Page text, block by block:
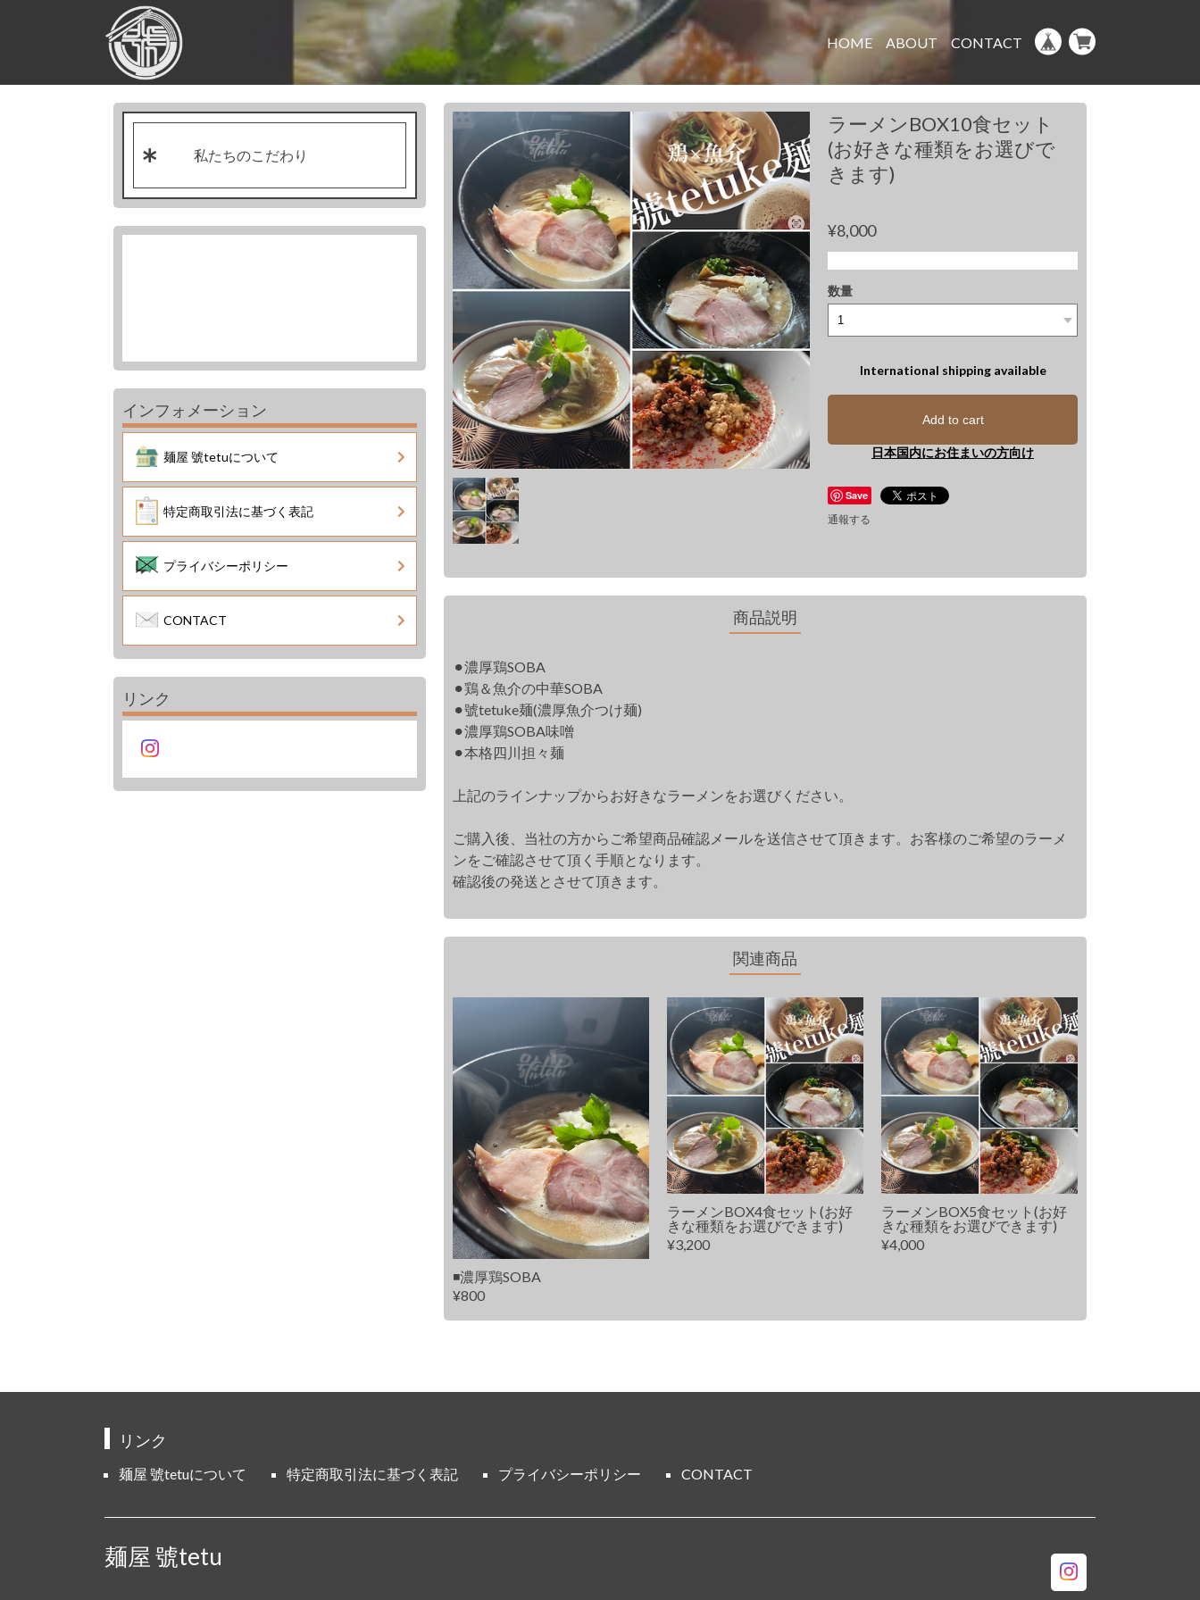
HOME ABOUT CONTACT
ラーメンBOX10食セット
(お好きな種類をお選びで
きます)
¥8,000
数量
International shipping available
Add to cart
日本国内にお住まいの方向け
Save
通報する
商品説明
⚫︎濃厚鶏SOBA
⚫︎鶏＆魚介の中華SOBA
⚫︎號tetuke麺(濃厚魚介つけ麺)
⚫︎濃厚鶏SOBA味噌
⚫︎本格四川担々麺
上記のラインナップからお好きなラーメンをお選びください。
ご購入後、当社の方からご希望商品確認メールを送信させて頂きます。お客様のご希望のラーメ
ンをご確認させて頂く手順となります。
確認後の発送とさせて頂きます。
関連商品
◾️濃厚鶏SOBA
¥800
ラーメンBOX4食セット(お好
きな種類をお選びできます)
¥3,200
ラーメンBOX5食セット(お好
きな種類をお選びできます)
¥4,000
私たちのこだわり
インフォメーション
麺屋 號tetuについて
特定商取引法に基づく表記
プライバシーポリシー
CONTACT
リンク
リンク
麺屋 號tetuについて 特定商取引法に基づく表記 プライバシーポリシー CONTACT
麺屋 號tetu